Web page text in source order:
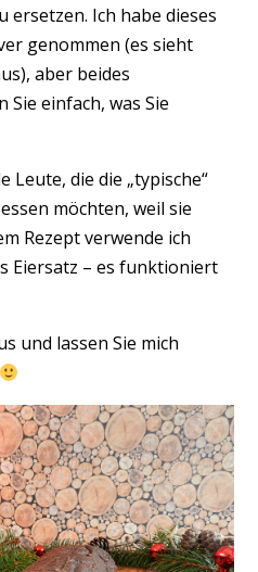
ersetzen. Ich habe dieses
genommen (es sieht
aber beides
einfach, was Sie
Leute, die die „typische“
möchten, weil sie
Rezept verwende ich
Eiersatz – es funktioniert
und lassen Sie mich